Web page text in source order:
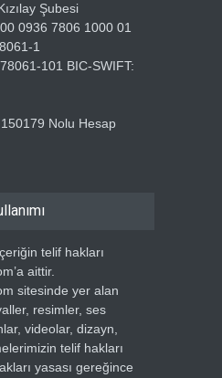
Şubesi
0936 7806 1000 01
1
101 BIC-SWIFT:
150179 Nolu Hesap
telif hakları
aittir.
sitesinde yer alan
resimler, ses
videolar, dizayn,
telif hakları
yasası gereğince